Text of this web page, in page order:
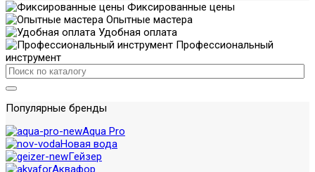
Фиксированные цены
Опытные мастера
Удобная оплата
Профессиональный
инструмент
Популярные бренды
Aqua Pro
Новая вода
Гейзер
Аквафор